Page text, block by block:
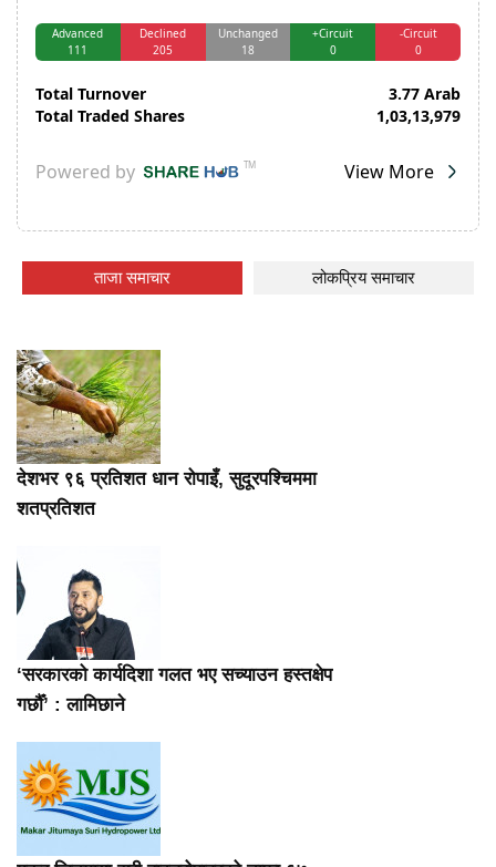
ताजा समाचार लोकप्रिय समाचार
देशभर ९६ प्रतिशत धान रोपाइँ, सुदूरपश्चिममा
शतप्रतिशत
‘सरकारको कार्यदिशा गलत भए सच्याउन हस्तक्षेप
गर्छौँ’ : लामिछाने